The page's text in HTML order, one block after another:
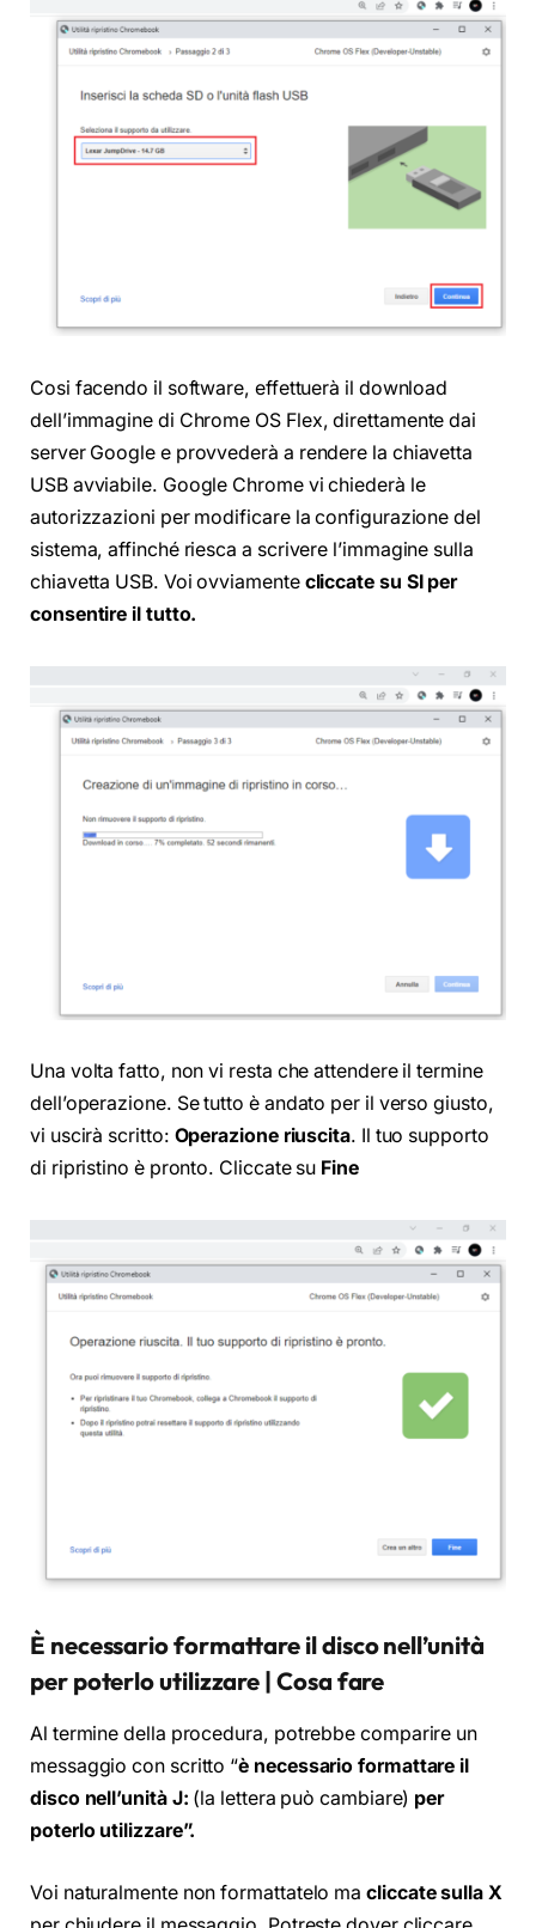
Cosi facendo il software, effettuerà il download
dell’immagine di Chrome OS Flex, direttamente dai
server Google e provvederà a rendere la chiavetta
USB avviabile. Google Chrome vi chiederà le
autorizzazioni per modificare la configurazione del
sistema, affinché riesca a scrivere l’immagine sulla
chiavetta USB. Voi ovviamente cliccate su SI per
consentire il tutto.
Una volta fatto, non vi resta che attendere il termine
dell’operazione. Se tutto è andato per il verso giusto,
vi uscirà scritto: Operazione riuscita. Il tuo supporto
di ripristino è pronto. Cliccate su Fine
È necessario formattare il disco nell’unità
per poterlo utilizzare | Cosa fare
Al termine della procedura, potrebbe comparire un
messaggio con scritto “è necessario formattare il
disco nell’unità J: (la lettera può cambiare) per
poterlo utilizzare”.
Voi naturalmente non formattatelo macliccate sulla X